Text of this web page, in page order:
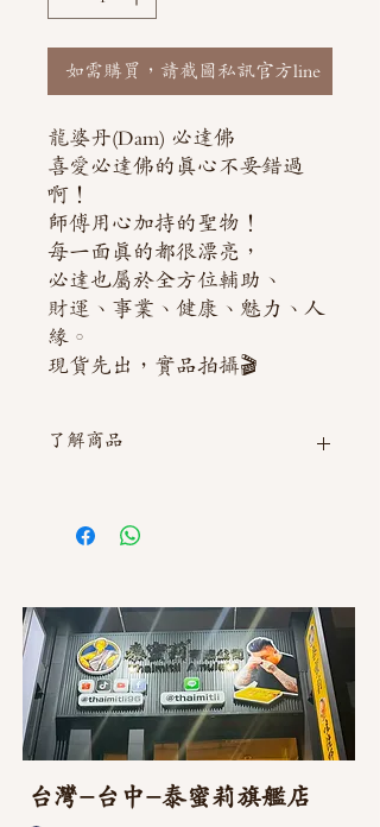
如需購買，請截圖私訊官方line
龍婆丹(Dam) 必達佛
喜愛必達佛的真心不要錯過
啊！
師傅用心加持的聖物！
每一面真的都很漂亮，
必達也屬於全方位輔助、
財運、事業、健康、魅力、人
緣。
現貨先出，實品拍攝🎬
了解商品
台灣-台中-泰蜜莉旗艦店